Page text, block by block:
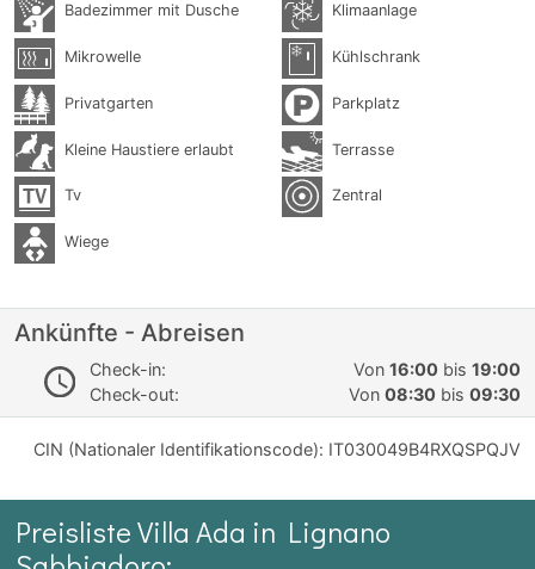
Badezimmer mit Dusche Klimaanlage
Mikrowelle Kühlschrank
Privatgarten Parkplatz
Kleine Haustiere erlaubt Terrasse
Tv Zentral
Wiege
Ankünfte - Abreisen
Check-in: Von 16:00 bis 19:00
Check-out:
Von 08:30 bis 09:30
CIN (Nationaler Identifikationscode): IT030049B4RXQSPQJV
Preisliste Villa Ada in Lignano